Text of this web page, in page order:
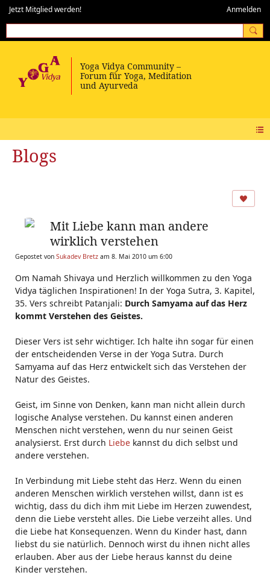
Jetzt Mitglied werden! Anmelden
Blogs
Mit Liebe kann man andere
wirklich verstehen
Gepostet von Sukadev Bretz am 8. Mai 2010 um 6:00
Om Namah Shivaya und Herzlich willkommen zu den Yoga
Vidya täglichen Inspirationen! In der Yoga Sutra, 3. Kapitel,
35. Vers schreibt Patanjali: Durch Samyama auf das Herz
kommt Verstehen des Geistes.
Dieser Vers ist sehr wichtiger. Ich halte ihn sogar für einen
der entscheidenden Verse in der Yoga Sutra. Durch
Samyama auf das Herz entwickelt sich das Verstehen der
Natur des Geistes.
Geist, im Sinne von Denken, kann man nicht allein durch
logische Analyse verstehen. Du kannst einen anderen
Menschen nicht verstehen, wenn du nur seinen Geist
analysierst. Erst durch Liebe kannst du dich selbst und
andere verstehen.
In Verbindung mit Liebe steht das Herz. Wenn du einen
anderen Menschen wirklich verstehen willst, dann ist es
wichtig, dass du dich ihm mit Liebe im Herzen zuwendest,
denn die Liebe versteht alles. Die Liebe verzeiht alles. Und
die Liebe hat Konsequenzen. Wenn du Kinder hast, dann
liebst du sie natürlich. Dennoch wirst du ihnen nicht alles
erlauben. Aber aus der Liebe heraus kannst du deine
Kinder verstehen.